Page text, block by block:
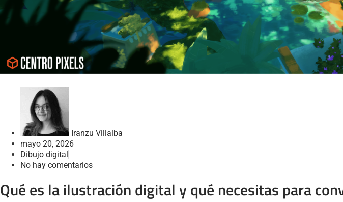
Iranzu Villalba
mayo 20, 2026
Dibujo digital
No hay comentarios
Qué es la ilustración digital y qué necesitas para